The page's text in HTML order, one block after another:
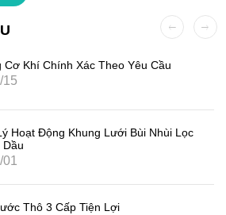
Cơ Khí Chính Xác Theo Yêu Cầu
15
Hoạt Động Khung Lưới Bùi Nhùi Lọc
Dầu
Thô 3 Cấp Tiện Lợi